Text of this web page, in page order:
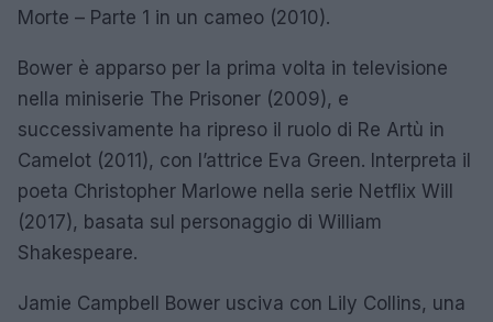
Morte – Parte 1 in un cameo (2010).
Bower è apparso per la prima volta in televisione
nella miniserie The Prisoner (2009), e
successivamente ha ripreso il ruolo di Re Artù in
Camelot (2011), con l’attrice Eva Green. Interpreta il
poeta Christopher Marlowe nella serie Netflix Will
(2017), basata sul personaggio di William
Shakespeare.
Jamie Campbell Bower usciva con Lily Collins, una